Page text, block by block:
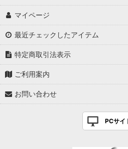
マイページ
最近チェックしたアイテム
特定商取引法表示
ご利用案内
お問い合わせ
PCサイ